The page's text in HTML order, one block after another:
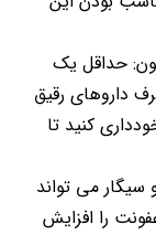
حداقل یک
داروهای رقیق
کنید تا
می تواند
را افزایش